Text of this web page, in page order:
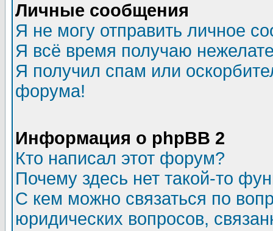
Личные сообщения
Я не могу отправить личное
Я всё время получаю
Я получил спам или
форума!
Информация о phpBB 2
Кто написал этот форум?
Почему здесь нет такой-то
С кем можно связаться по
юридических вопросов,